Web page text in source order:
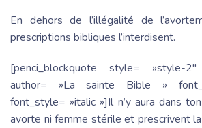
En dehors de l’illégalité de
prescriptions bibliques l’interdisent.
[penci_blockquote style= »style-
author= »La sainte Bible »
font_style= »italic »]Il n’y aura dans
avorte ni femme stérile et prescrivent